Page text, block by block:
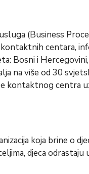
(Business
centara,
Bosni i Hercegovini,
na više od 30
kontaktnog centra
koja brine o
djeca